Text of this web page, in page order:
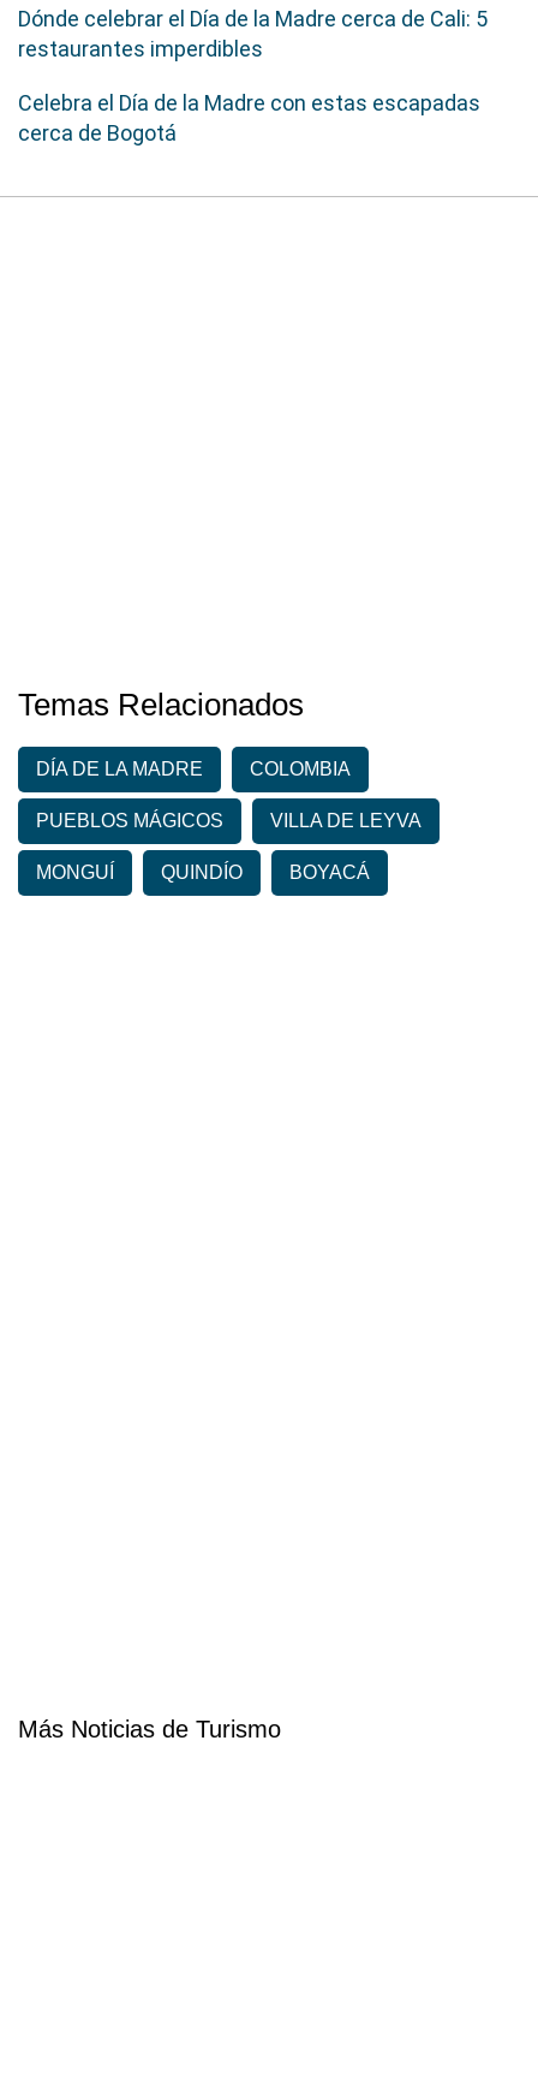
Dónde celebrar el Día de la Madre cerca de Cali: 5
restaurantes imperdibles
Celebra el Día de la Madre con estas escapadas
cerca de Bogotá
Temas Relacionados
DÍA DE LA MADRE COLOMBIA
PUEBLOS MÁGICOS VILLA DE LEYVA
MONGUÍ QUINDÍO BOYACÁ
Más Noticias de Turismo